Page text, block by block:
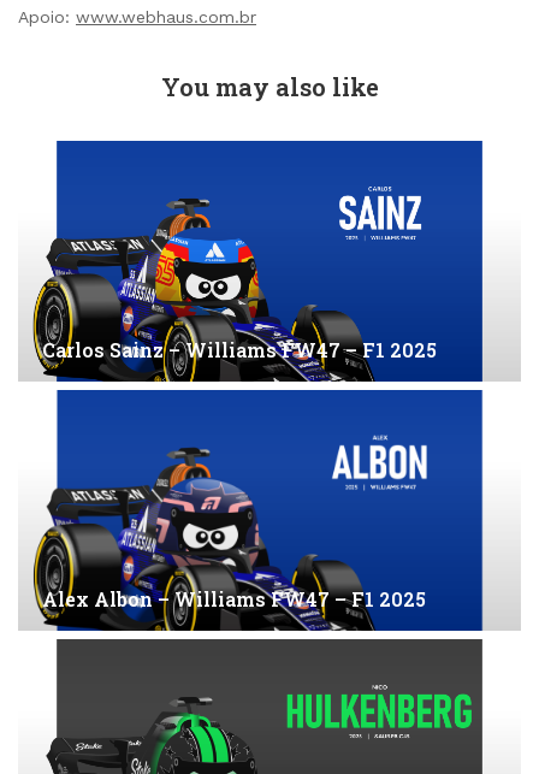
Apoio: www.webhaus.com.br
You may also like
Carlos Sainz – Williams FW47 – F1 2025
Alex Albon – Williams FW47 – F1 2025